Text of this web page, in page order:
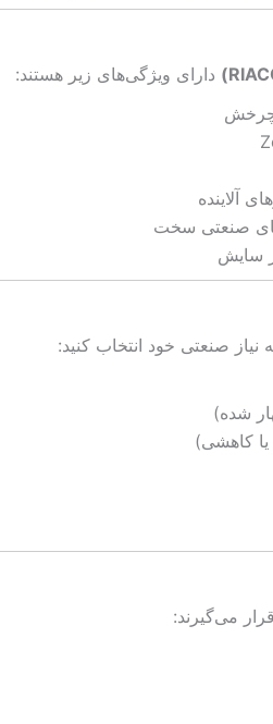
دارای ویژگی‌های زیر هستند:
چرخش
آلاینده
صنعتی سخت
سایش
شده)
کاهشی)
می‌گیرند: